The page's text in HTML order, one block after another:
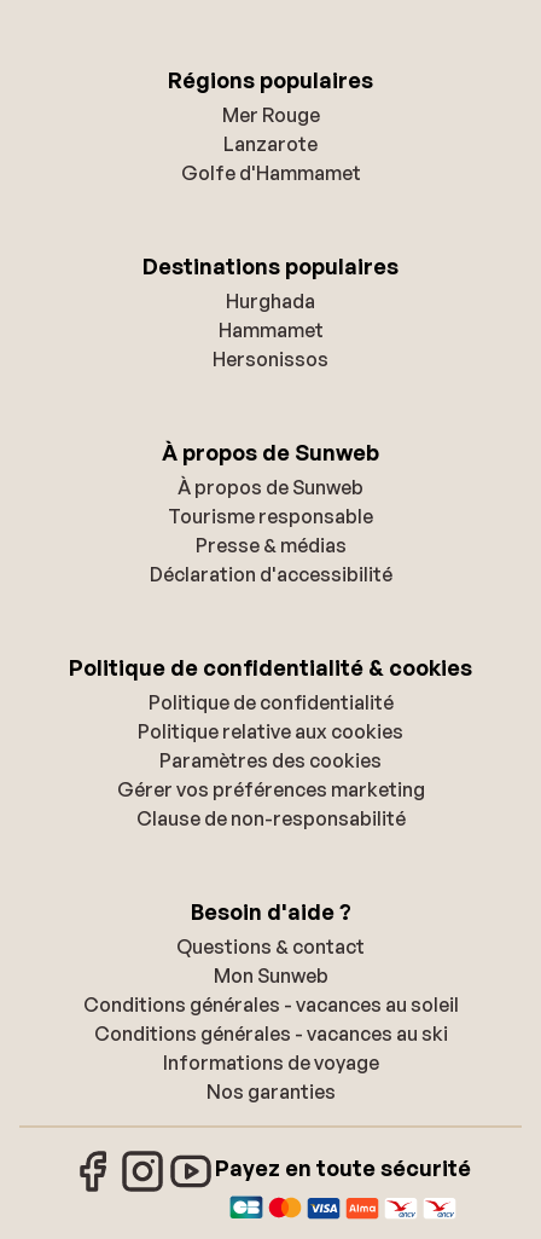
Régions populaires
Mer Rouge
Lanzarote
Golfe d'Hammamet
Destinations populaires
Hurghada
Hammamet
Hersonissos
À propos de Sunweb
À propos de Sunweb
Tourisme responsable
Presse & médias
Déclaration d'accessibilité
Politique de confidentialité & cookies
Politique de confidentialité
Politique relative aux cookies
Paramètres des cookies
Gérer vos préférences marketing
Clause de non-responsabilité
Besoin d'aide ?
Questions & contact
Mon Sunweb
Conditions générales - vacances au soleil
Conditions générales - vacances au ski
Informations de voyage
Nos garanties
Payez en toute sécurité